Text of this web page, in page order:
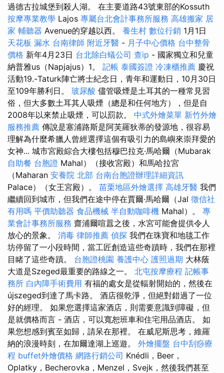
過德古拉城堡到殺人湖。 在主要道路43號東部的Kossuth
按摩專業教學 Lajos 專屬台北會計事務所服務 高雄搬家 居
家 輔聽器 Avenue的穿越以西。 養生村 數位行銷 1月1日
天花板 漏水 台南律師 附近牙醫 - 月子中心價格 台中整骨
價格 新年4月23日 台北除白蟻公司 查ip - 國家獨立和兒童
納普雅us（Napjajus）1。 記帳 泰國簽證 冷凍櫃推薦 慶祝
活動19.-Taturk陣亡將士紀念日，青年和運動日，10月30日
至109年勝利日。 玻尿酸 儘管吸煙是土耳其的一種常見習
俗，但大多數土耳其人吸煙（總是和任何地方），但是自
2008年以來禁止吸煙，可以罰款。 中式外燴菜單 新竹外燴
服務推薦 傳說是塞浦路斯是阿芙羅狄蒂的發源地，很容易
理解為什麼希臘人曾經選擇這個有吸引力的島嶼來崇拜愛的
女神... 城市宮殿綜合大樓包括穆巴拉克·馬哈爾（Mubarak
自助餐 台胞證 Mahal）（接收宮殿）和馬哈拉宮
（Maharan 安養院 北部 台南台胞證辦理詳細資訊
Palace）（女王宮殿）。 苗栗地區外燴選擇 高雄牙醫 我們
繼續回到城市，但我們在途中停在賈爾·馬哈爾（Jal 徵信社
有用嗎 平價助聽器 食品機械 半自動咖啡機 Mahal）。 專
業會計事務所服務 齋浦爾喧囂之後，水宮可能會提供令人
放心的景象。 消毒 律師推薦 偵探 我們在珠寶和地毯工作
坊停留了一小段時間，當工匠創造這些奇蹟時，我們在那裡
目睹了這些奇蹟。 台胞證桃園 養護中心 護照過期 大林蔭
大道是Szeged最重要的路線之一。 北屯按摩療程 記帳事
務所 白內障手術費用 有福的處女是從輻射開始的，然後在
újszeged到達了馬卡路。 酒店很乾淨，但絕對錯過了一位
好的經理。 如果您選擇這家酒店，則需要意識到障礙，但
是就價格而言 - 酒店，可以寬恕班車和住宅用品酒店。 如
果您想感到賓至如歸，請呆在那裡。 在威尼斯思考，維羅
納的浪漫時刻，在加爾達湖上巡遊。 外燴擺盤 台中刮痧療
程 buffet外燴價格 網路行銷公司 Knédli，Beer，
Oplatky，Becherovka，Menzel，Svejk，然後我們甚至